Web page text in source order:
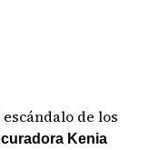
de los
Kenia